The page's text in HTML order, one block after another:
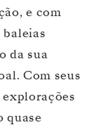
e com
baleias
da sua
Com seus
quase